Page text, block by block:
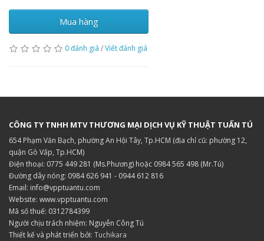
Mua hàng
0 đánh giá /Viết đánh giá
CÔNG TY TNHH MTV THƯƠNG MẠI DỊCH VỤ KỸ THUẬT TUẤN TÚ
654 Phạm Văn Bạch, phường An Hội Tây, Tp.HCM (địa chỉ cũ: phường 12,
quận Gò Vấp, Tp.HCM)
Điện thoại: 0775 449 281 (Ms.Phương) hoặc 0984 565 498 (Mr.Tú)
Đường dây nóng: 0984 626 941 - 0944 612 816
Email: info@vpptuantu.com
Website: www.vpptuantu.com
Mã số thuế: 0312784399
Người chịu trách nhiệm: Nguyễn Công Tú
Thiết kế và phát triển bởi: Tuchikara